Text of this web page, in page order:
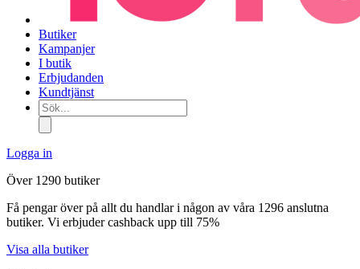
Butiker
Kampanjer
I butik
Erbjudanden
Kundtjänst
Sök...
Logga in
Över 1290 butiker
Få pengar över på allt du handlar i någon av våra 1296 anslutna
butiker. Vi erbjuder cashback upp till 75%
Visa alla butiker